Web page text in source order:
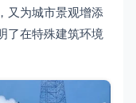
又为城市景观增添
了在特殊建筑环境